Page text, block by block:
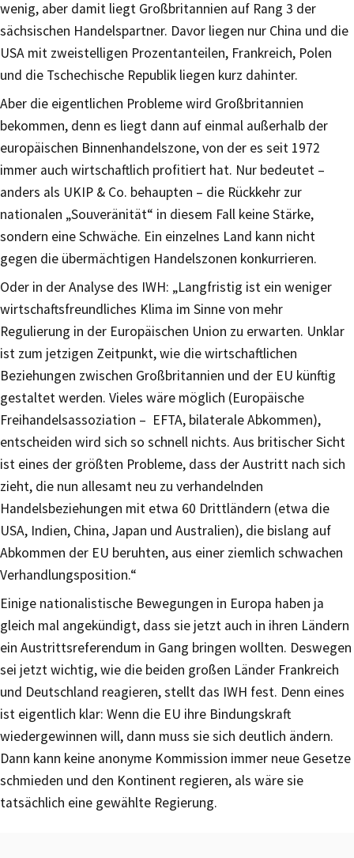
wenig, aber damit liegt Großbritannien auf Rang 3 der
sächsischen Handelspartner. Davor liegen nur China und die
USA mit zweistelligen Prozentanteilen, Frankreich, Polen
und die Tschechische Republik liegen kurz dahinter.
Aber die eigentlichen Probleme wird Großbritannien
bekommen, denn es liegt dann auf einmal außerhalb der
europäischen Binnenhandelszone, von der es seit 1972
immer auch wirtschaftlich profitiert hat. Nur bedeutet –
anders als UKIP & Co. behaupten – die Rückkehr zur
nationalen „Souveränität“ in diesem Fall keine Stärke,
sondern eine Schwäche. Ein einzelnes Land kann nicht
gegen die übermächtigen Handelszonen konkurrieren.
Oder in der Analyse des IWH: „Langfristig ist ein weniger
wirtschaftsfreundliches Klima im Sinne von mehr
Regulierung in der Europäischen Union zu erwarten. Unklar
ist zum jetzigen Zeitpunkt, wie die wirtschaftlichen
Beziehungen zwischen Großbritannien und der EU künftig
gestaltet werden. Vieles wäre möglich (Europäische
Freihandelsassoziation – EFTA, bilaterale Abkommen),
entscheiden wird sich so schnell nichts. Aus britischer Sicht
ist eines der größten Probleme, dass der Austritt nach sich
zieht, die nun allesamt neu zu verhandelnden
Handelsbeziehungen mit etwa 60 Drittländern (etwa die
USA, Indien, China, Japan und Australien), die bislang auf
Abkommen der EU beruhten, aus einer ziemlich schwachen
Verhandlungsposition.“
Einige nationalistische Bewegungen in Europa haben ja
gleich mal angekündigt, dass sie jetzt auch in ihren Ländern
ein Austrittsreferendum in Gang bringen wollten. Deswegen
sei jetzt wichtig, wie die beiden großen Länder Frankreich
und Deutschland reagieren, stellt das IWH fest. Denn eines
ist eigentlich klar: Wenn die EU ihre Bindungskraft
wiedergewinnen will, dann muss sie sich deutlich ändern.
Dann kann keine anonyme Kommission immer neue Gesetze
schmieden und den Kontinent regieren, als wäre sie
tatsächlich eine gewählte Regierung.